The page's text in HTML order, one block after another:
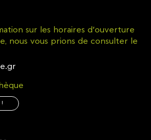
sur les horaires d’ouverture
nous vous prions de consulter le